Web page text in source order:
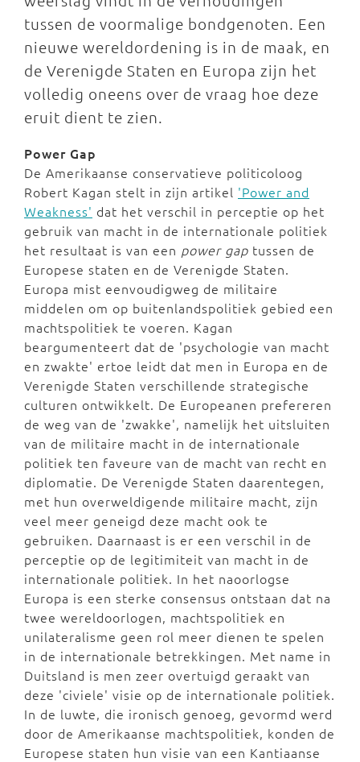
tussen de voormalige bondgenoten. Een
nieuwe wereldordening is in de maak, en
de Verenigde Staten en Europa zijn het
volledig oneens over de vraag hoe deze
eruit dient te zien.
Power Gap
De Amerikaanse conservatieve politicoloog
Robert Kagan stelt in zijn artikel 'Power and
Weakness' dat het verschil in perceptie op het
gebruik van macht in de internationale politiek
het resultaat is van een power gap tussen de
Europese staten en de Verenigde Staten.
Europa mist eenvoudigweg de militaire
middelen om op buitenlandspolitiek gebied een
machtspolitiek te voeren. Kagan
beargumenteert dat de 'psychologie van macht
en zwakte' ertoe leidt dat men in Europa en de
Verenigde Staten verschillende strategische
culturen ontwikkelt. De Europeanen prefereren
de weg van de 'zwakke', namelijk het uitsluiten
van de militaire macht in de internationale
politiek ten faveure van de macht van recht en
diplomatie. De Verenigde Staten daarentegen,
met hun overweldigende militaire macht, zijn
veel meer geneigd deze macht ook te
gebruiken. Daarnaast is er een verschil in de
perceptie op de legitimiteit van macht in de
internationale politiek. In het naoorlogse
Europa is een sterke consensus ontstaan dat na
twee wereldoorlogen, machtspolitiek en
unilateralisme geen rol meer dienen te spelen
in de internationale betrekkingen. Met name in
Duitsland is men zeer overtuigd geraakt van
deze 'civiele' visie op de internationale politiek.
In de luwte, die ironisch genoeg, gevormd werd
door de Amerikaanse machtspolitiek, konden de
Europese staten hun visie van een Kantiaanse